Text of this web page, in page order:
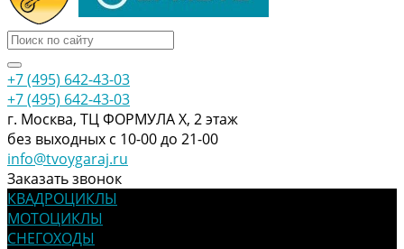
+7 (495) 642-43-03
+7 (495) 642-43-03
г. Москва, ТЦ ФОРМУЛА Х, 2 этаж
без выходных с 10-00 до 21-00
info@tvoygaraj.ru
Заказать звонок
КВАДРОЦИКЛЫ
МОТОЦИКЛЫ
СНЕГОХОДЫ